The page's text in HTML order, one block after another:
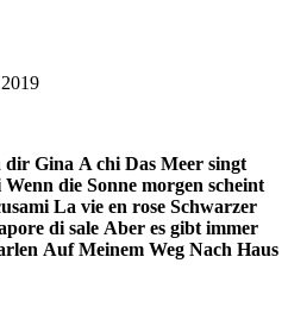
dir Gina A chi Das Meer singt
Wenn die Sonne morgen scheint
La vie en rose Schwarzer
di sale Aber es gibt immer
Auf Meinem Weg Nach Haus